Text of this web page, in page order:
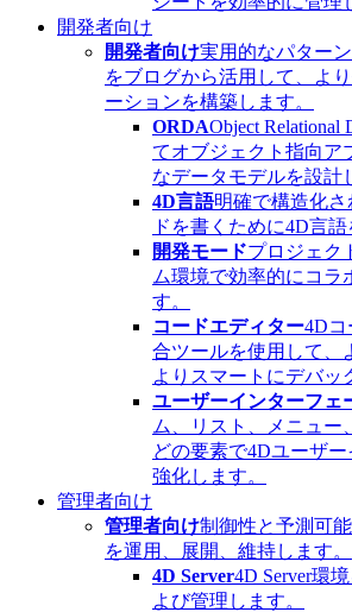
開発者向け
開発者向け実用的なパター
をブログから活用して、よ
ーションを構築します。
ORDAObject Relational
てオブジェクト指向ア
なデータモデルを設計
4D言語明確で構造化
ドを書くために4D言語
開発モードプロジェク
ム環境で効率的にコラ
す。
コードエディター4Dコ
合ツールを使用して、
よりスマートにデバッ
ユーザーインターフェ
ム、リスト、メニュー
どの要素で4Dユーザ
強化します。
管理者向け
管理者向け制御性と予測可
を運用、展開、維持します。
4D Server4D Server環
よび管理します。